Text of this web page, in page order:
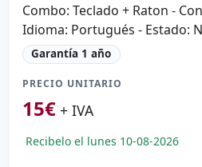
Combo: Teclado + Raton -
Idioma: Portugués - Estado:
Garantía 1 año
PRECIO UNITARIO
15€ + IVA
Recibelo el lunes 10-08-2026